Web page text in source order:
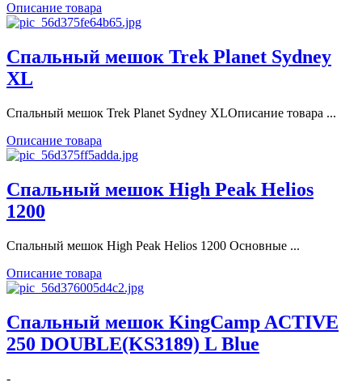
Описание товара
Спальный мешок Trek Planet Sydney
XL
Спальный мешок Trek Planet Sydney XLОписание товара ...
Описание товара
Спальный мешок High Peak Helios
1200
Спальный мешок High Peak Helios 1200 Основные ...
Описание товара
Спальный мешок KingCamp ACTIVE
250 DOUBLE(KS3189) L Blue
-